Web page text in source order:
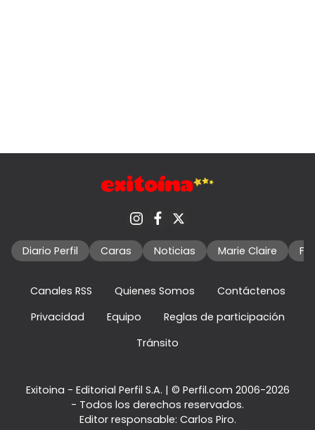
Diario Perfil Caras Noticias Marie Claire
Canales RSS Quienes Somos
Contáctenos
Privacidad
Equipo
Reglas de participación
Tránsito
Exitoina - Editorial Perfil S.A. | © Perfil.com 2006-2026
- Todos los derechos reservados.
Editor responsable: Carlos Piro.